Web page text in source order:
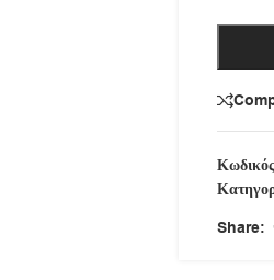
Share: